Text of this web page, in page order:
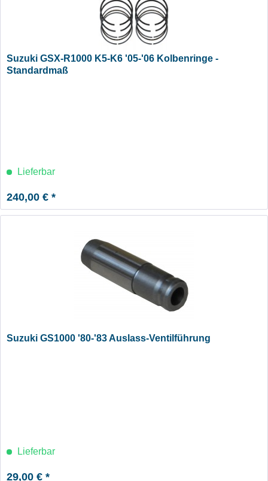
Suzuki GSX-R1000 K5-K6 '05-'06 Kolbenringe -
Standardmaß
Lieferbar
240,00 € *
Suzuki GS1000 '80-'83 Auslass-Ventilführung
Lieferbar
29,00 € *